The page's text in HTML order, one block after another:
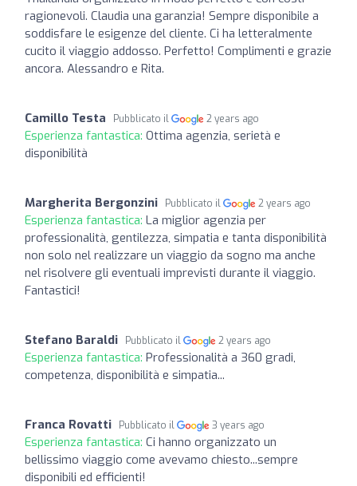
ragionevoli. Claudia una garanzia! Sempre disponibile a
soddisfare le esigenze del cliente. Ci ha letteralmente
cucito il viaggio addosso. Perfetto! Complimenti e grazie
ancora. Alessandro e Rita.
Camillo Testa Pubblicato il 2 years ago
Esperienza fantastica: Ottima agenzia, serietà e
disponibilità
Margherita Bergonzini Pubblicato il 2 years ago
Esperienza fantastica: La miglior agenzia per
professionalità, gentilezza, simpatia e tanta disponibilità
non solo nel realizzare un viaggio da sogno ma anche
nel risolvere gli eventuali imprevisti durante il viaggio.
Fantastici!
Stefano Baraldi Pubblicato il 2 years ago
Esperienza fantastica: Professionalità a 360 gradi,
competenza, disponibilità e simpatia...
Franca Rovatti Pubblicato il 3 years ago
Esperienza fantastica: Ci hanno organizzato un
bellissimo viaggio come avevamo chiesto...sempre
disponibili ed efficienti!